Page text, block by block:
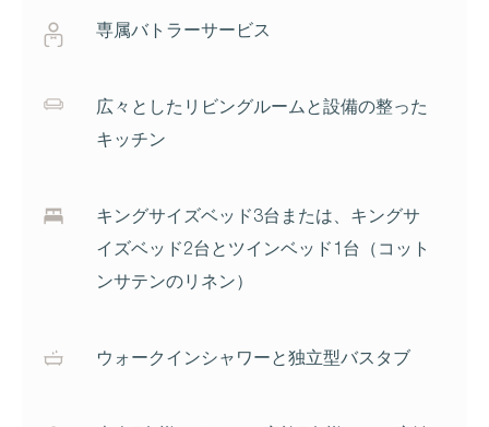
専属バトラーサービス
広々としたリビングルームと設備の整った
キッチン
キングサイズベッド3台または、キングサ
イズベッド2台とツインベッド1台（コット
ンサテンのリネン）
ウォークインシャワーと独立型バスタブ